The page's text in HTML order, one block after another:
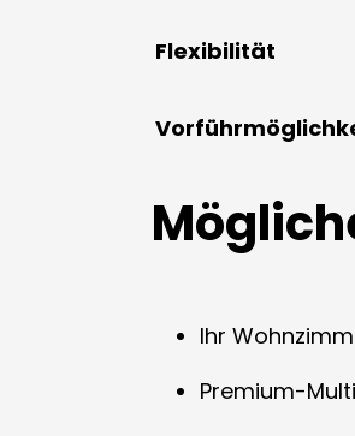
Flexibilität
Ihr
Premium-